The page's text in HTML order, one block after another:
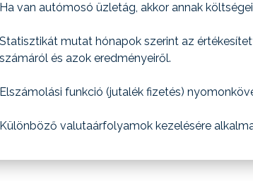
Ha van autómosó üzletág, akkor annak
Statisztikát mutat hónapok szerint az
számáról és azok eredményeiről.
Elszámolási funkció (jutalék fizetés)
Különböző valutaárfolyamok kezelésére